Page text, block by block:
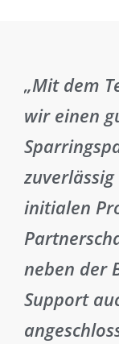
„Mit dem
wir einen
initialen
neben der
Support